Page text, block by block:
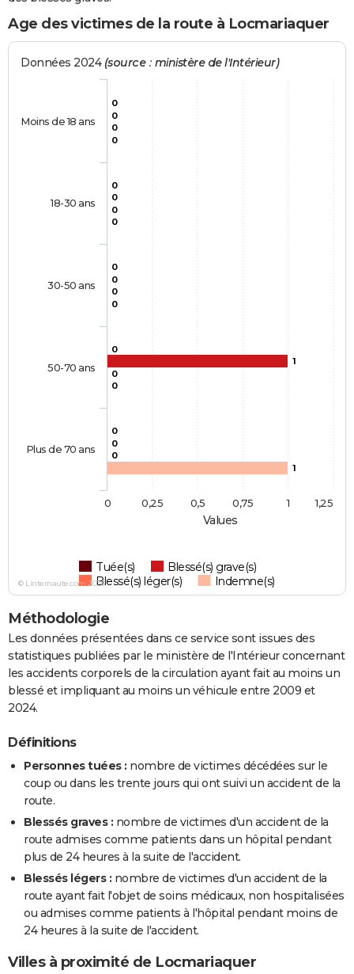
Age des victimes de la route à Locmariaquer
Values
Données 2024 (source : ministère de l'Intérieur)
0
0
0
0
0
0
0
0
1
0
0
0
0
0
0
0
0
0
0
1
Tuée(s)
Blessé(s) grave(s)
Blessé(s) léger(s)
Indemne(s)
Moins de 18 ans
18-30 ans
30-50 ans
50-70 ans
Plus de 70 ans
0 1
0,25 0,5 0,75 1,25
© Linternaute.com 2026
Méthodologie
Les données présentées dans ce service sont issues des
statistiques publiées par le ministère de l'Intérieur concernant
les accidents corporels de la circulation ayant fait au moins un
blessé et impliquant au moins un véhicule entre 2009 et
2024.
Définitions
Personnes tuées : nombre de victimes décédées sur le
coup ou dans les trente jours qui ont suivi un accident de la
route.
Blessés graves : nombre de victimes d'un accident de la
route admises comme patients dans un hôpital pendant
plus de 24 heures à la suite de l'accident.
Blessés légers : nombre de victimes d'un accident de la
route ayant fait l'objet de soins médicaux, non hospitalisées
ou admises comme patients à l'hôpital pendant moins de
24 heures à la suite de l'accident.
Villes à proximité de Locmariaquer